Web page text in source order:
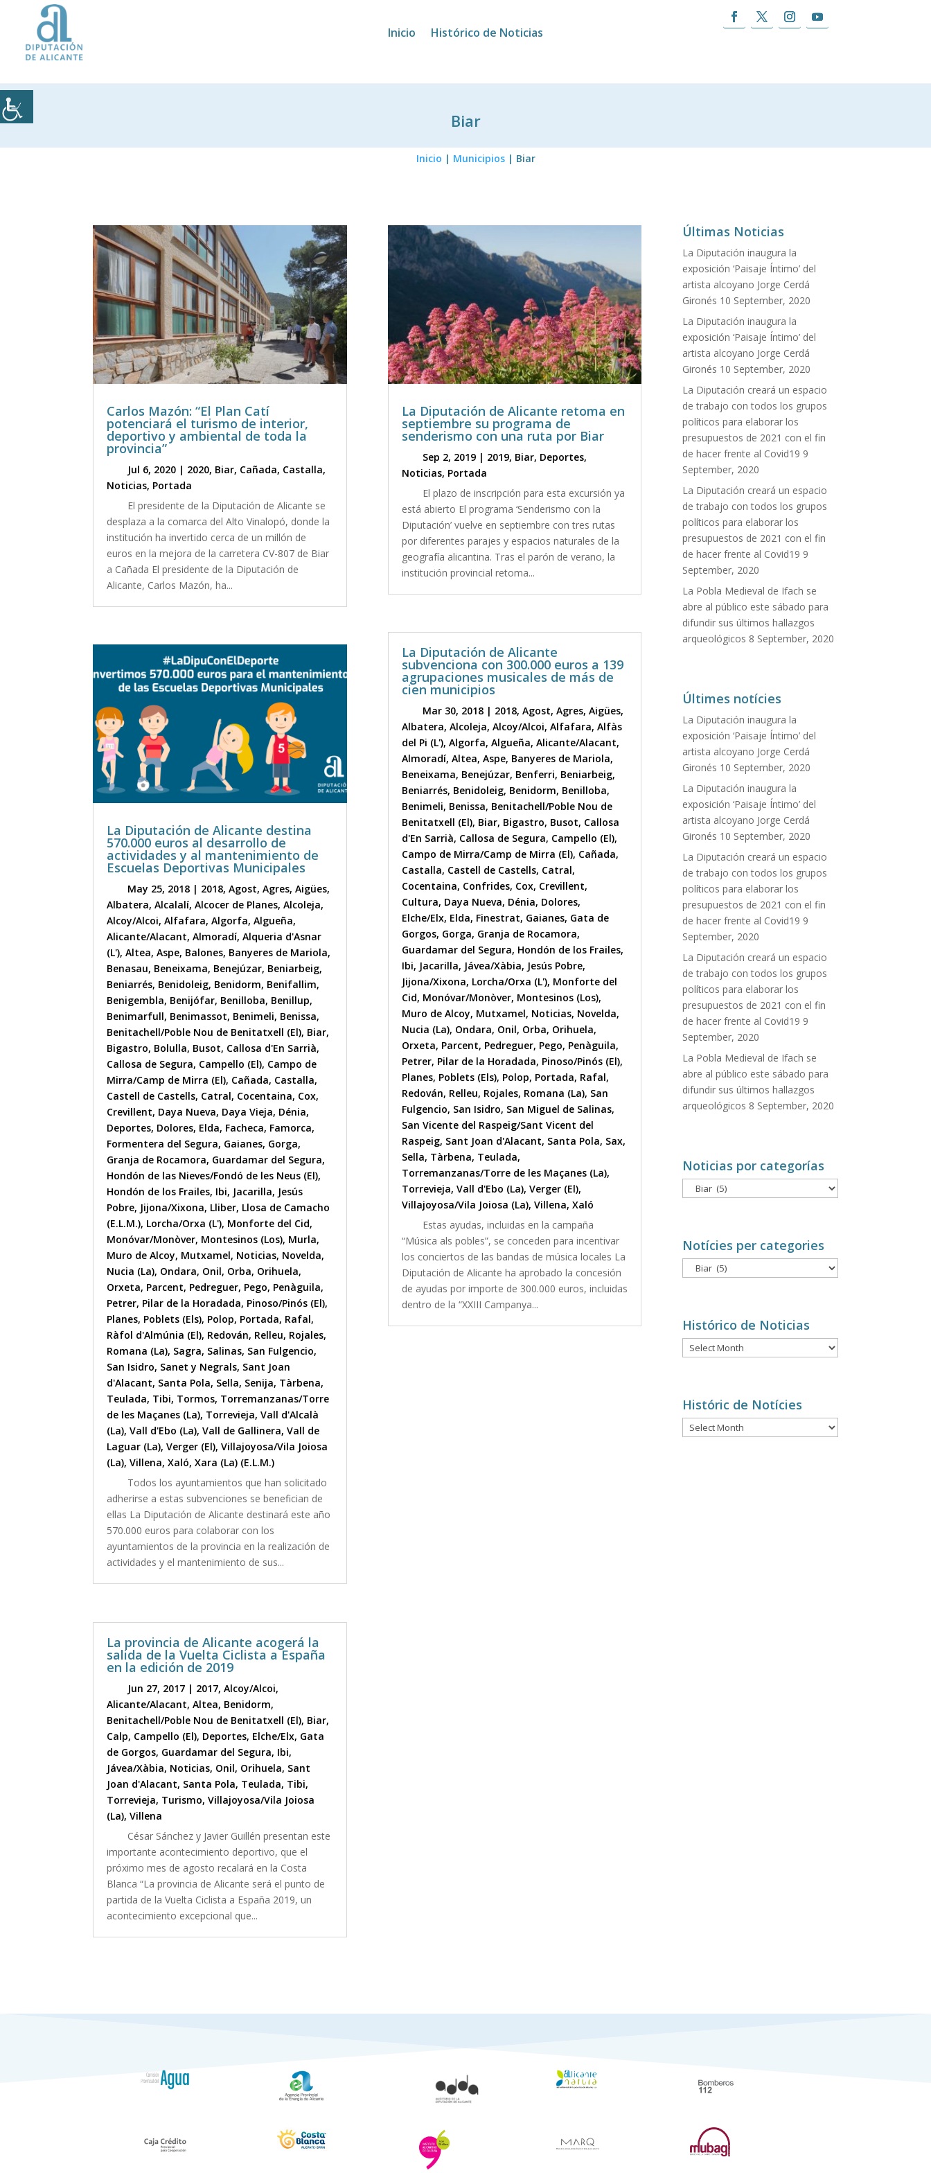
Inicio Histórico de Noticias
Biar
Inicio | Municipios | Biar
Carlos Mazón: “El Plan Catí
potenciará el turismo de interior,
deportivo y ambiental de toda la
provincia”
Jul 6, 2020 | 2020, Biar, Cañada, Castalla,
Noticias, Portada
El presidente de la Diputación de Alicante se
desplaza a la comarca del Alto Vinalopó, donde la
institución ha invertido cerca de un millón de
euros en la mejora de la carretera CV-807 de Biar
a Cañada El presidente de la Diputación de
Alicante, Carlos Mazón, ha...
La Diputación de Alicante destina
570.000 euros al desarrollo de
actividades y al mantenimiento de
Escuelas Deportivas Municipales
May 25, 2018 | 2018,Agost,Agres,Aigües,
Albatera,Alcalalí,Alcocer de Planes,Alcoleja,
Alcoy/Alcoi,Alfafara,Algorfa,Algueña,
Alicante/Alacant,Almoradí,Alqueria d'Asnar
(L'),Altea,Aspe, Balones, Banyeres de Mariola,
Benasau, Beneixama, Benejúzar, Beniarbeig,
Beniarrés, Benidoleig, Benidorm, Benifallim,
Benigembla, Benijófar, Benilloba, Benillup,
Benimarfull, Benimassot, Benimeli, Benissa,
Benitachell/Poble Nou de Benitatxell (El), Biar,
Bigastro, Bolulla, Busot, Callosa d'En Sarrià,
Callosa de Segura, Campello (El), Campo de
Mirra/Camp de Mirra (El), Cañada, Castalla,
Castell de Castells, Catral, Cocentaina, Cox,
Crevillent, Daya Nueva, Daya Vieja, Dénia,
Deportes, Dolores, Elda, Facheca, Famorca,
Formentera del Segura, Gaianes, Gorga,
Granja de Rocamora, Guardamar del Segura,
Hondón de las Nieves/Fondó de les Neus (El),
Hondón de los Frailes, Ibi, Jacarilla, Jesús
Pobre, Jijona/Xixona, Lliber, Llosa de Camacho
(E.L.M.), Lorcha/Orxa (L'), Monforte del Cid,
Monóvar/Monòver, Montesinos (Los), Murla,
Muro de Alcoy, Mutxamel, Noticias, Novelda,
Nucia (La), Ondara, Onil, Orba, Orihuela,
Orxeta, Parcent, Pedreguer, Pego, Penàguila,
Petrer, Pilar de la Horadada, Pinoso/Pinós (El),
Planes, Poblets (Els), Polop, Portada, Rafal,
Ràfol d'Almúnia (El), Redován, Relleu, Rojales,
Romana (La), Sagra, Salinas, San Fulgencio,
San Isidro, Sanet y Negrals, Sant Joan
d'Alacant, Santa Pola, Sella, Senija, Tàrbena,
Teulada, Tibi, Tormos, Torremanzanas/Torre
de les Maçanes (La), Torrevieja,Vall d'Alcalà
(La),Vall d'Ebo (La),Vall de Gallinera,Vall de
Laguar (La),Verger (El),Villajoyosa/Vila Joiosa
(La),Villena,Xaló,Xara (La) (E.L.M.)
Todos los ayuntamientos que han solicitado
adherirse a estas subvenciones se benefician de
ellas La Diputación de Alicante destinará este año
570.000 euros para colaborar con los
ayuntamientos de la provincia en la realización de
actividades y el mantenimiento de sus...
La provincia de Alicante acogerá la
salida de la Vuelta Ciclista a España
en la edición de 2019
Jun 27, 2017 | 2017,Alcoy/Alcoi,
Alicante/Alacant,Altea, Benidorm,
Benitachell/Poble Nou de Benitatxell (El), Biar,
Calp, Campello (El), Deportes, Elche/Elx, Gata
de Gorgos, Guardamar del Segura, Ibi,
Jávea/Xàbia, Noticias, Onil, Orihuela, Sant
Joan d'Alacant, Santa Pola, Teulada, Tibi,
Torrevieja, Turismo,Villajoyosa/Vila Joiosa
(La),Villena
César Sánchez y Javier Guillén presentan este
importante acontecimiento deportivo, que el
próximo mes de agosto recalará en la Costa
Blanca “La provincia de Alicante será el punto de
partida de la Vuelta Ciclista a España 2019, un
acontecimiento excepcional que...
La Diputación de Alicante retoma en
septiembre su programa de
senderismo con una ruta por Biar
Sep 2, 2019| 2019, Biar, Deportes,
Noticias, Portada
El plazo de inscripción para esta excursión ya
está abierto El programa ‘Senderismo con la
Diputación’ vuelve en septiembre con tres rutas
por diferentes parajes y espacios naturales de la
geografía alicantina. Tras el parón de verano, la
institución provincial retoma...
La Diputación de Alicante
subvenciona con 300.000 euros a 139
agrupaciones musicales de más de
cien municipios
Mar 30, 2018| 2018, Agost, Agres, Aigües,
Albatera, Alcoleja, Alcoy/Alcoi, Alfafara, Alfàs
del Pi (L'), Algorfa, Algueña, Alicante/Alacant,
Almoradí, Altea, Aspe, Banyeres de Mariola,
Beneixama, Benejúzar, Benferri, Beniarbeig,
Beniarrés, Benidoleig, Benidorm, Benilloba,
Benimeli, Benissa, Benitachell/Poble Nou de
Benitatxell (El), Biar, Bigastro, Busot, Callosa
d'En Sarrià, Callosa de Segura, Campello (El),
Campo de Mirra/Camp de Mirra (El), Cañada,
Castalla, Castell de Castells, Catral,
Cocentaina, Confrides, Cox, Crevillent,
Cultura, Daya Nueva, Dénia, Dolores,
Elche/Elx, Elda, Finestrat, Gaianes, Gata de
Gorgos, Gorga, Granja de Rocamora,
Guardamar del Segura, Hondón de los Frailes,
Ibi, Jacarilla, Jávea/Xàbia, Jesús Pobre,
Jijona/Xixona, Lorcha/Orxa (L'), Monforte del
Cid, Monóvar/Monòver, Montesinos (Los),
Muro de Alcoy, Mutxamel, Noticias, Novelda,
Nucia (La), Ondara, Onil, Orba, Orihuela,
Orxeta, Parcent, Pedreguer, Pego, Penàguila,
Petrer, Pilar de la Horadada, Pinoso/Pinós (El),
Planes, Poblets (Els), Polop, Portada, Rafal,
Redován, Relleu, Rojales, Romana (La), San
Fulgencio, San Isidro, San Miguel de Salinas,
San Vicente del Raspeig/Sant Vicent del
Raspeig, Sant Joan d'Alacant, Santa Pola, Sax,
Sella, Tàrbena, Teulada,
Torremanzanas/Torre de les Maçanes (La),
Torrevieja, Vall d'Ebo (La), Verger (El),
Villajoyosa/Vila Joiosa (La), Villena, Xaló
Estas ayudas, incluidas en la campaña
“Música als pobles”, se conceden para incentivar
los conciertos de las bandas de música locales La
Diputación de Alicante ha aprobado la concesión
de ayudas por importe de 300.000 euros, incluidas
dentro de la “XXIII Campanya...
Últimas Noticias
La Diputación inaugura la
exposición ‘Paisaje Íntimo’ del
artista alcoyano Jorge Cerdá
Gironés 10 September, 2020
La Diputación inaugura la
exposición ‘Paisaje Íntimo’ del
artista alcoyano Jorge Cerdá
Gironés 10 September, 2020
La Diputación creará un espacio
de trabajo con todos los grupos
políticos para elaborar los
presupuestos de 2021 con el fin
de hacer frente al Covid19 9
September, 2020
La Diputación creará un espacio
de trabajo con todos los grupos
políticos para elaborar los
presupuestos de 2021 con el fin
de hacer frente al Covid19 9
September, 2020
La Pobla Medieval de Ifach se
abre al público este sábado para
difundir sus últimos hallazgos
arqueológicos 8 September, 2020
Últimes notícies
La Diputación inaugura la
exposición ‘Paisaje Íntimo’ del
artista alcoyano Jorge Cerdá
Gironés 10 September, 2020
La Diputación inaugura la
exposición ‘Paisaje Íntimo’ del
artista alcoyano Jorge Cerdá
Gironés 10 September, 2020
La Diputación creará un espacio
de trabajo con todos los grupos
políticos para elaborar los
presupuestos de 2021 con el fin
de hacer frente al Covid19 9
September, 2020
La Diputación creará un espacio
de trabajo con todos los grupos
políticos para elaborar los
presupuestos de 2021 con el fin
de hacer frente al Covid19 9
September, 2020
La Pobla Medieval de Ifach se
abre al público este sábado para
difundir sus últimos hallazgos
arqueológicos 8 September, 2020
Noticias por categorías
Noticias
por
Notícies per categories
Notícies
per
Histórico de Noticias
Histórico
de
Históric de Notícies
Históric
de